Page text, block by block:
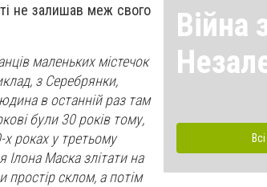
не залишав меж свого
маленьких містечок
з Серебрянки,
в останній раз там
були 30 років тому,
роках у третьому
Ілона Маска злітати на
простір склом, а потім
Війна